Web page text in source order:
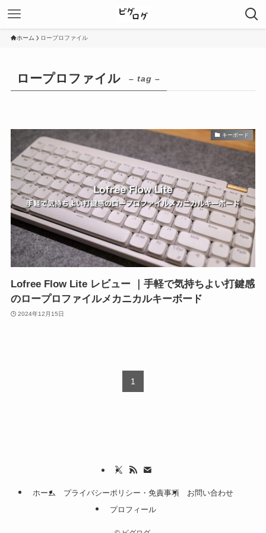
ホーム ロープロファイル
ロープロファイル – tag –
キーボード
Lofree Flow Lite レビュー ｜手軽で気持ちよい打鍵感
のロープロファイルメカニカルキーボード
2024年12月15日
1
ホーム プライバシーポリシー・免責事項
お問い合わせ
プロフィール